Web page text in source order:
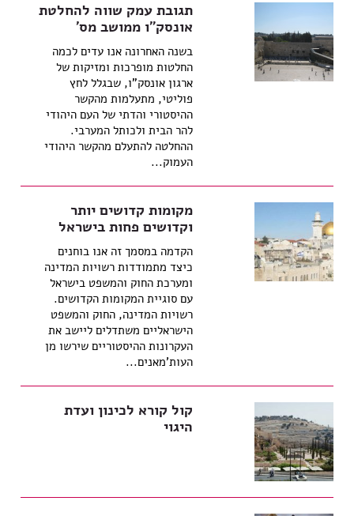
תגובת עמק שווה להחלטת
אונסק"ו ממושב מס'
בשנה האחרונה אנו עדים לכמה
החלטות מופרכות ומזיקות של
ארגון אונסק"ו, שבגלל לחץ
פוליטי, מתעלמות מהקשר
ההיסטורי והדתי של העם היהודי
להר הבית ולכותל המערבי.
ההחלטה להתעלם מהקשר היהודי
העמוק...
מקומות קדושים יותר
וקדושים פחות בישראל
הקדמה במסמך זה אנו בוחנים
כיצד מתמודדות רשויות המדינה
ומערכת החוק והמשפט בישראל
עם סוגיית המקומות הקדושים.
רשויות המדינה, החוק והמשפט
הישראליים משתדלים ליישב את
העקרונות ההיסטוריים שירשו מן
העות'מאנים...
קול קורא לכינון ועדת
היגוי